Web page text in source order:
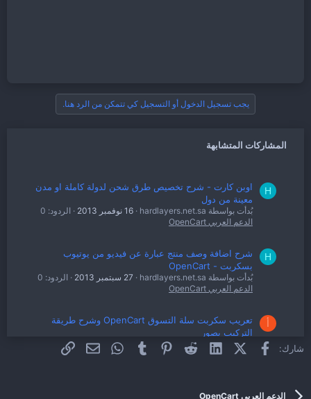
يجب تسجيل الدخول أو التسجيل كي تتمكن من الرد هنا.
المشاركات المتشابهة
H
اوبن كارت - شرح تخصيص طرق شحن لدولة كاملة او مدن
معينة من دول
بُدأت بواسطة hardlayers.net.sa 16 نوفمبر 2013
الردود: 0
الدعم العربي OpenCart
H
شرح اضافة وصف منتج عبارة عن فيديو من يوتيوب
بسكربت - OpenCart
بُدأت بواسطة hardlayers.net.sa 27 سبتمبر 2013
الردود: 0
الدعم العربي OpenCart
أ
تعريب سكربت سلة التسوق OpenCart وشرح طريقة
التركيب بصور
بُدأت بواسطة أبو نور 16 فبراير 2010
الردود: 3
الدعم العربي OpenCart
شارك: فيسبوكX (Twitter)
LinkedIn
Reddit
Pinterest
Tumblr
WhatsAppالبريد الإلكتروني
الرابط
الدعم العربي OpenCart